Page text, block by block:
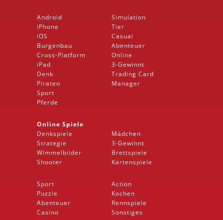
Android
iPhone
iOS
Burgenbau
Cross-Platform
iPad
Denk
Piraten
Sport
Pferde
Simulation
Tier
Casual
Abenteuer
Online
3-Gewinnt
Trading Card
Manager
Online Spiele
Denkspiele
Strategie
Wimmelbilder
Shooter
Mädchen
3-Gewinnt
Brettspiele
Kartenspiele
Sport
Puzzle
Abenteuer
Casino
Action
Kochen
Rennspiele
Sonstiges